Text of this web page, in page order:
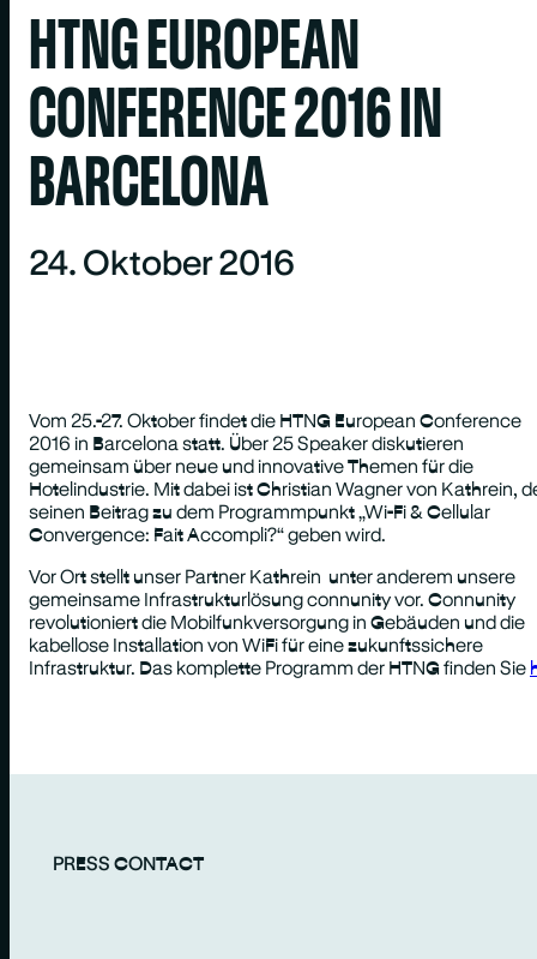
HTNG EUROPEAN
CONFERENCE 2016 IN
BARCELONA
24. Oktober 2016
Vom 25.-27. Oktober findet die HTNG European Conference
2016 in Barcelona statt. Über 25 Speaker diskutieren
gemeinsam über neue und innovative Themen für die
Hotelindustrie. Mit dabei ist Christian Wagner von Kathrein,
seinen Beitrag zu dem Programmpunkt „Wi-Fi & Cellular
Convergence: Fait Accompli?“ geben wird.
Vor Ort stellt unser Partner Kathrein unter anderem unsere
gemeinsame Infrastrukturlösung connunity vor. Connunity
revolutioniert die Mobilfunkversorgung in Gebäuden und die
kabellose Installation von WiFi für eine zukunftssichere
Infrastruktur. Das komplette Programm der HTNG finden Sie
PRESS CONTACT